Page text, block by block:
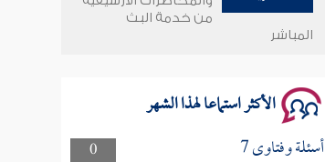
سلسلة محاضرات نفحات رمضانية
من خدمة البث
المباشر
الأكثر استماعا لهذا الشهر
0 أسئلة وفتاوى 7